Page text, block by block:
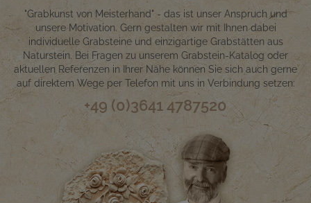
"Grabkunst von Meisterhand" - das ist unser Anspruch und
unsere Motivation. Gern gestalten wir mit Ihnen dabei
individuelle Grabsteine und einzigartige Grabstätten aus
Naturstein. Bei Fragen zu unserem Grabstein-Katalog oder
aktuellen Referenzen in Ihrer Nähe können Sie sich auch gerne
auf direktem Wege per Telefon mit uns in Verbindung setzen:
+49 (0)3641 4787520